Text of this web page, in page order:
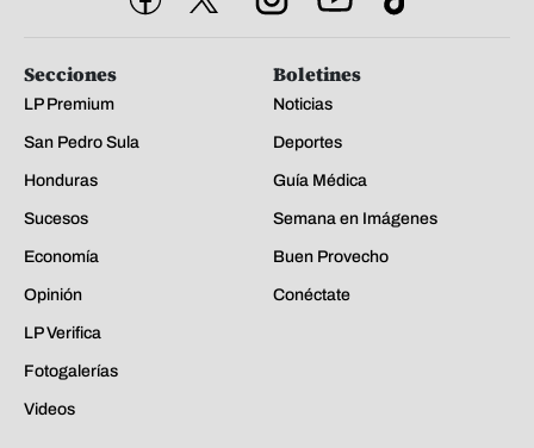
Secciones
LP Premium
San Pedro Sula
Honduras
Sucesos
Economía
Opinión
LP Verifica
Fotogalerías
Videos
Boletines
Noticias
Deportes
Guía Médica
Semana en Imágenes
Buen Provecho
Conéctate